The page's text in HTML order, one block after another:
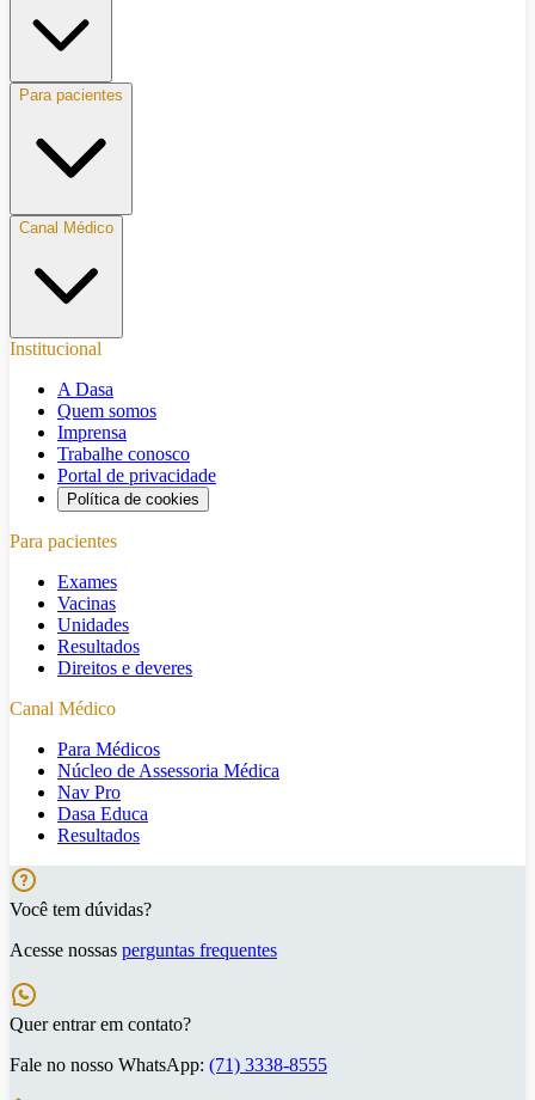
Para pacientes
Canal Médico
Institucional
A Dasa
Quem somos
Imprensa
Trabalhe conosco
Portal de privacidade
Política de cookies
Para pacientes
Exames
Vacinas
Unidades
Resultados
Direitos e deveres
Canal Médico
Para Médicos
Núcleo de Assessoria Médica
Nav Pro
Dasa Educa
Resultados
Você tem dúvidas?
Acesse nossas perguntas frequentes
Quer entrar em contato?
Fale no nosso WhatsApp: (71) 3338-8555